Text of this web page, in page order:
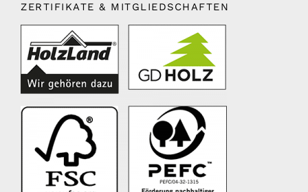
ZERTIFIKATE & MITGLIEDSCHAFTEN